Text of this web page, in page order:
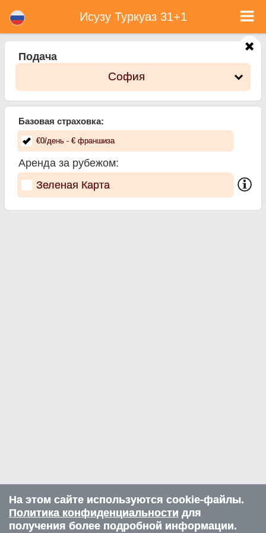
(без депозит), неограниченный пробег, бесплатные детские сиденья, бесплатные дополнительных водителей, низкая
цена аренды автомобиля гарантируется.Исузу Туркуаз 31+1
Подача
София
Базовая страховка:
€0/день - €франшиза
Аренда за рубежом:
Зеленая Карта
На этом сайте используются cookie-файлы.
Политика конфиденциальности для
получения более подробной информации.